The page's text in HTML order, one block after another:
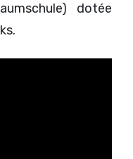
dotée